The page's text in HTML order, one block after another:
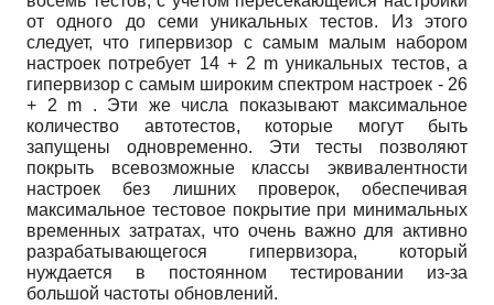
от одного до семи уникальных тестов. Из этого
следует, что гипервизор с самым малым набором
настроек потребует 14 + 2 m уникальных тестов, а
гипервизор с самым широким спектром настроек - 26
+
2 m
. Эти же числа показывают максимальное
количество автотестов, которые могут быть
запущены одновременно. Эти тесты позволяют
покрыть всевозможные классы эквивалентности
настроек без лишних проверок, обеспечивая
максимальное тестовое покрытие при минимальных
временных затратах, что очень важно для активно
разрабатывающегося гипервизора, который
нуждается в постоянном тестировании из-за
большой частоты обновлений.